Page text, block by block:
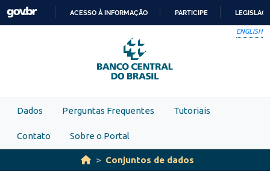
Skip to main content
PARA
O
CONTEÚDO
ACESSO À INFORMAÇÃO PARTICIPE
ENGLISH
Dados Perguntas Frequentes Tutoriais
Contato Sobre o Portal
Conjuntos de dados